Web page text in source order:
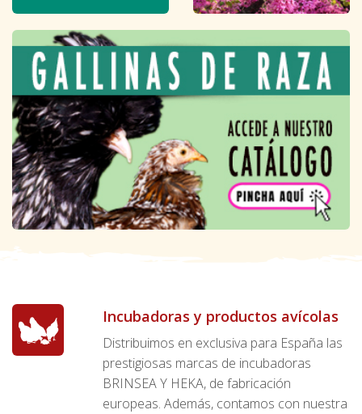
Incubadoras y productos avícolas
Distribuimos en exclusiva para España las
prestigiosas marcas de incubadoras
BRINSEA Y HEKA, de fabricación
europeas. Además, contamos con nuestra